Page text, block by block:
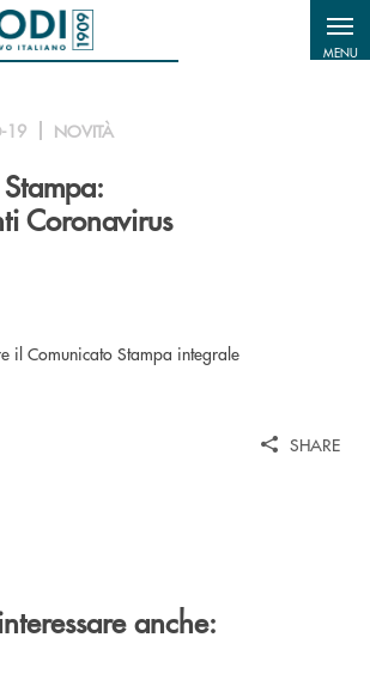
MENU
19 NOVITÀ
Coronavirus
il Comunicato Stampa integrale
SHARE
anche: